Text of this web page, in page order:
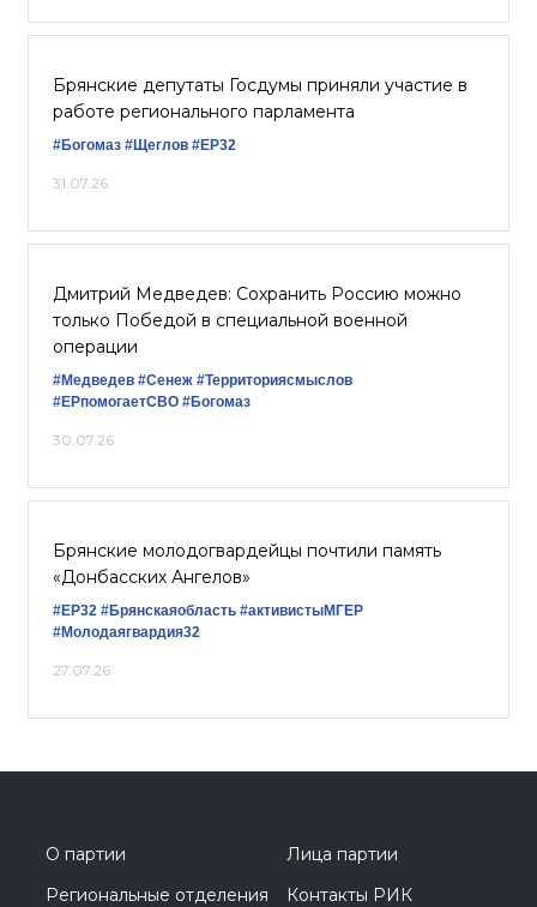
Брянские депутаты Госдумы приняли участие в
работе регионального парламента
#Богомаз #Щеглов #ЕР32
31.07.26
Дмитрий Медведев: Сохранить Россию можно
только Победой в специальной военной
операции
#Медведев #Сенеж #Территориясмыслов
#ЕРпомогаетСВО #Богомаз
30.07.26
Брянские молодогвардейцы почтили память
«Донбасских Ангелов»
#ЕР32 #Брянскаяобласть #активистыМГЕР
#Молодаягвардия32
27.07.26
О партии
Лица партии
Региональные отделения
Контакты РИК